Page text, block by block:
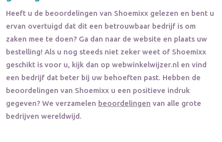
Heeft u de beoordelingen van Shoemixx gelezen en bent u
ervan overtuigd dat dit een betrouwbaar bedrijf is om
zaken mee te doen? Ga dan naar de website en plaats uw
bestelling! Als u nog steeds niet zeker weet of Shoemixx
geschikt is voor u, kijk dan op webwinkelwijzer.nl en vind
een bedrijf dat beter bij uw behoeften past. Hebben de
beoordelingen van Shoemixx u een positieve indruk
gegeven? We verzamelen beoordelingen van alle grote
bedrijven wereldwijd.